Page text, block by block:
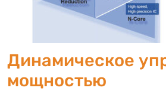
Динамическое
мощностью